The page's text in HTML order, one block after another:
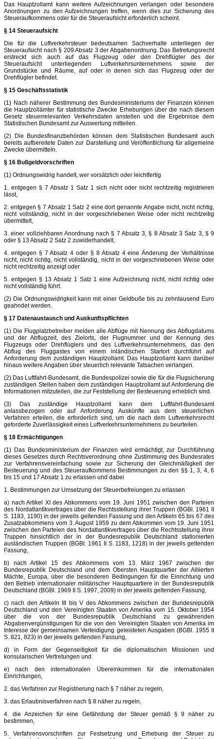
Das Hauptzollamt kann weitere Aufzeichnungen verlangen oder besondere
Anordnungen zu den Aufzeichnungen treffen, wenn dies zur Sicherung des
Steueraufkommens oder für die Steueraufsicht erforderlich scheint.
§ 14 Steueraufsicht
Die für die Luftverkehrsteuer bedeutsamen Sachverhalte unterliegen der
Steueraufsicht nach § 209 Absatz 3 der Abgabenordnung. Das Betretungsrecht
erstreckt sich auch auf das Flugzeug oder den Drehflügler des der
Steueraufsicht unterliegenden Luftverkehrsunternehmens sowie der
Grundstücke und Räume, auf oder in denen sich das Flugzeug oder der
Drehflügler befindet.
§ 15 Geschäftsstatistik
(1) Nach näherer Bestimmung des Bundesministeriums der Finanzen können
die Hauptzollämter für statistische Zwecke Erhebungen über die nach diesem
Gesetz steuerrelevanten Verkehrsdaten anstellen und die Ergebnisse dem
Statistischen Bundesamt zur Auswertung mitteilen.
(2) Die Bundesfinanzbehörden können dem Statistischen Bundesamt auch
bereits aufbereitete Daten zur Darstellung und Veröffentlichung für allgemeine
Zwecke übermitteln.
§ 16 Bußgeldvorschriften
(1) Ordnungswidrig handelt, wer vorsätzlich oder leichtfertig
1. entgegen § 7 Absatz 1 Satz 1 sich nicht oder nicht rechtzeitig registrieren
lässt,
2. entgegen § 7 Absatz 1 Satz 2 eine dort genannte Angabe nicht, nicht richtig,
nicht vollständig, nicht in der vorgeschriebenen Weise oder nicht rechtzeitig
übermittelt,
3. einer vollziehbaren Anordnung nach § 7 Absatz 3, § 8 Absatz 3 Satz 3, § 9
oder § 13 Absatz 2 Satz 2 zuwiderhandelt,
4. entgegen § 7 Absatz 4 oder § 8 Absatz 4 eine Änderung der Verhältnisse
nicht, nicht richtig, nicht vollständig, nicht in der vorgeschriebenen Weise oder
nicht rechtzeitig anzeigt oder
5. entgegen § 13 Absatz 1 Satz 1 eine Aufzeichnung nicht, nicht richtig oder
nicht vollständig führt.
(2) Die Ordnungswidrigkeit kann mit einer Geldbuße bis zu zehntausend Euro
geahndet werden.
§ 17 Datenaustausch und Auskunftspflichten
(1) Die Flugplatzbetreiber melden alle Abflüge mit Nennung des Abflugdatums
und der Abflugzeit, des Zielorts, der Flugnummer und der Kennung des
Flugzeugs oder Drehflüglers und des Luftverkehrsunternehmens, das den
Abflug des Fluggastes von einem inländischen Startort durchführt auf
Anforderung dem zuständigen Hauptzollamt. Das Hauptzollamt kann darüber
hinaus weitere Angaben über steuerlich relevante Tatsachen verlangen.
(2) Das Luftfahrt-Bundesamt, die Bundespolizei sowie die für die Flugsicherung
zuständigen Stellen haben dem zuständigen Hauptzollamt auf Anforderung die
Informationen mitzuteilen, die zur Feststellung der Besteuerung erheblich sind.
(3) Das zuständige Hauptzollamt kann dem Luftfahrt-Bundesamt
anlassbezogen oder auf Anforderung Auskünfte aus dem steuerlichen
Verfahren erteilen, die erforderlich sind, um die nach dem Luftverkehrsrecht
geforderte Zuverlässigkeit eines Luftverkehrsunternehmens zu beurteilen.
§ 18 Ermächtigungen
(1) Das Bundesministerium der Finanzen wird ermächtigt, zur Durchführung
dieses Gesetzes durch Rechtsverordnung ohne Zustimmung des Bundesrates
zur Verfahrensvereinfachung sowie zur Sicherung der Gleichmäßigkeit der
Besteuerung und des Steueraufkommens Bestimmungen zu den §§ 1, 3, 4, 6
bis 15 und 17 Absatz 1 zu erlassen und dabei
1. Bestimmungen zur Umsetzung der Steuerbefreiungen zu erlassen
a) nach Artikel XI des Abkommens vom 19. Juni 1951 zwischen den Parteien
des Nordatlantikvertrages über die Rechtsstellung ihrer Truppen (BGBl. 1961 II
S. 1183, 1190) in der jeweils geltenden Fassung und den Artikeln 65 bis 67 des
Zusatzabkommens vom 3. August 1959 zu dem Abkommen vom 19. Juni 1951
zwischen den Parteien des Nordatlantikvertrages über die Rechtsstellung ihrer
Truppen hinsichtlich der in der Bundesrepublik Deutschland stationierten
ausländischen Truppen (BGBl. 1961 II S. 1183, 1218) in der jeweils geltenden
Fassung,
b) nach Artikel 15 des Abkommens vom 13. März 1967 zwischen der
Bundesrepublik Deutschland und dem Obersten Hauptquartier der Alliierten
Mächte, Europa, über die besonderen Bedingungen für die Einrichtung und
den Betrieb internationaler militärischer Hauptquartiere in der Bundesrepublik
Deutschland (BGBl. 1969 II S. 1997, 2009) in der jeweils geltenden Fassung,
c) nach den Artikeln III bis V des Abkommens zwischen der Bundesrepublik
Deutschland und den Vereinigten Staaten von Amerika vom 15. Oktober 1954
über die von der Bundesrepublik Deutschland zu gewährenden
Abgabenvergünstigungen für die von den Vereinigten Staaten von Amerika im
Interesse der gemeinsamen Verteidigung geleisteten Ausgaben (BGBl. 1955 II
S. 821, 823) in der jeweils geltenden Fassung,
d) in Form der Gegenseitigkeit für die diplomatischen Missionen und
konsularischen Vertretungen und
e) nach den internationalen Übereinkommen für die internationalen
Einrichtungen,
2. das Verfahren zur Registrierung nach § 7 näher zu regeln,
3. das Erlaubnisverfahren nach § 8 näher zu regeln,
4. die Anzeichen für eine Gefährdung der Steuer gemäß § 9 näher zu
bestimmen,
5. Verfahrensvorschriften zur Festsetzung und Erhebung der Steuer zu